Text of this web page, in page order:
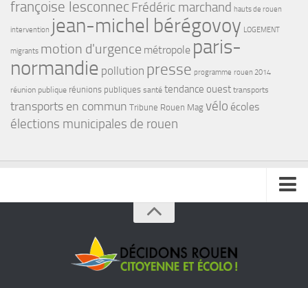
françoise lesconnecFrédéric marchand hauts de rouen
intervention jean-michel bérégovoy LOGEMENT
migrants motion d'urgence métropole paris-
normandie pollution presse programme rouen 2014
réunion publique réunions publiques santé tendance ouest transports
transports en commun Tribune Rouen Mag vélo écoles
élections municipales de rouen
INSCRIVEZ VOUS A NOTRE NEWSLETTER